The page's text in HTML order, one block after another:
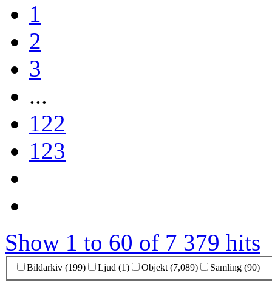
1
2
3
...
122
123
Show 1 to 60 of 7 379 hits
Bildarkiv (199) Ljud (1) Objekt (7,089) Samling (90)